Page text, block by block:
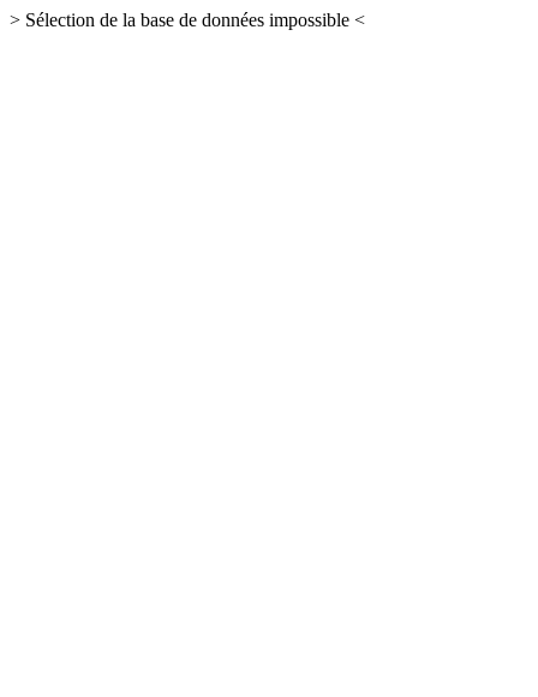
> Sélection de la base de données impossible <